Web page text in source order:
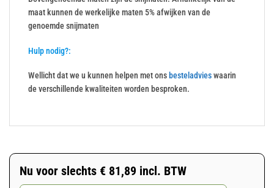
maat kunnen de werkelijke maten 5% afwijken van de
genoemde snijmaten
Hulp nodig?:
Wellicht dat we u kunnen helpen met ons besteladvieswaarin
de verschillende kwaliteiten worden besproken.
Nu voor slechts € 81,89 incl. BTW